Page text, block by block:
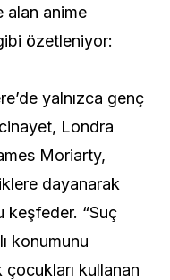
alan anime
özetleniyor:
yalnızca genç
Londra
Moriarty,
dayanarak
keşfeder. “Suç
konumunu
çocukları kullanan